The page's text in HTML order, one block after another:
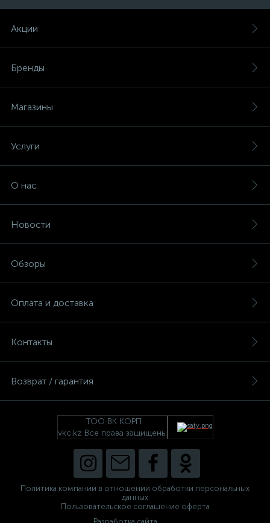
Акции
Бренды
Магазины
Услуги
О нас
Новости
Обзоры
Оплата и доставка
Контакты
Возврат / гарантия
ТОО ВК КОРП
vkc.kz Все права защищены
Политика компании в отношении обработки персональных
данных
Пользовательское соглашение оферта